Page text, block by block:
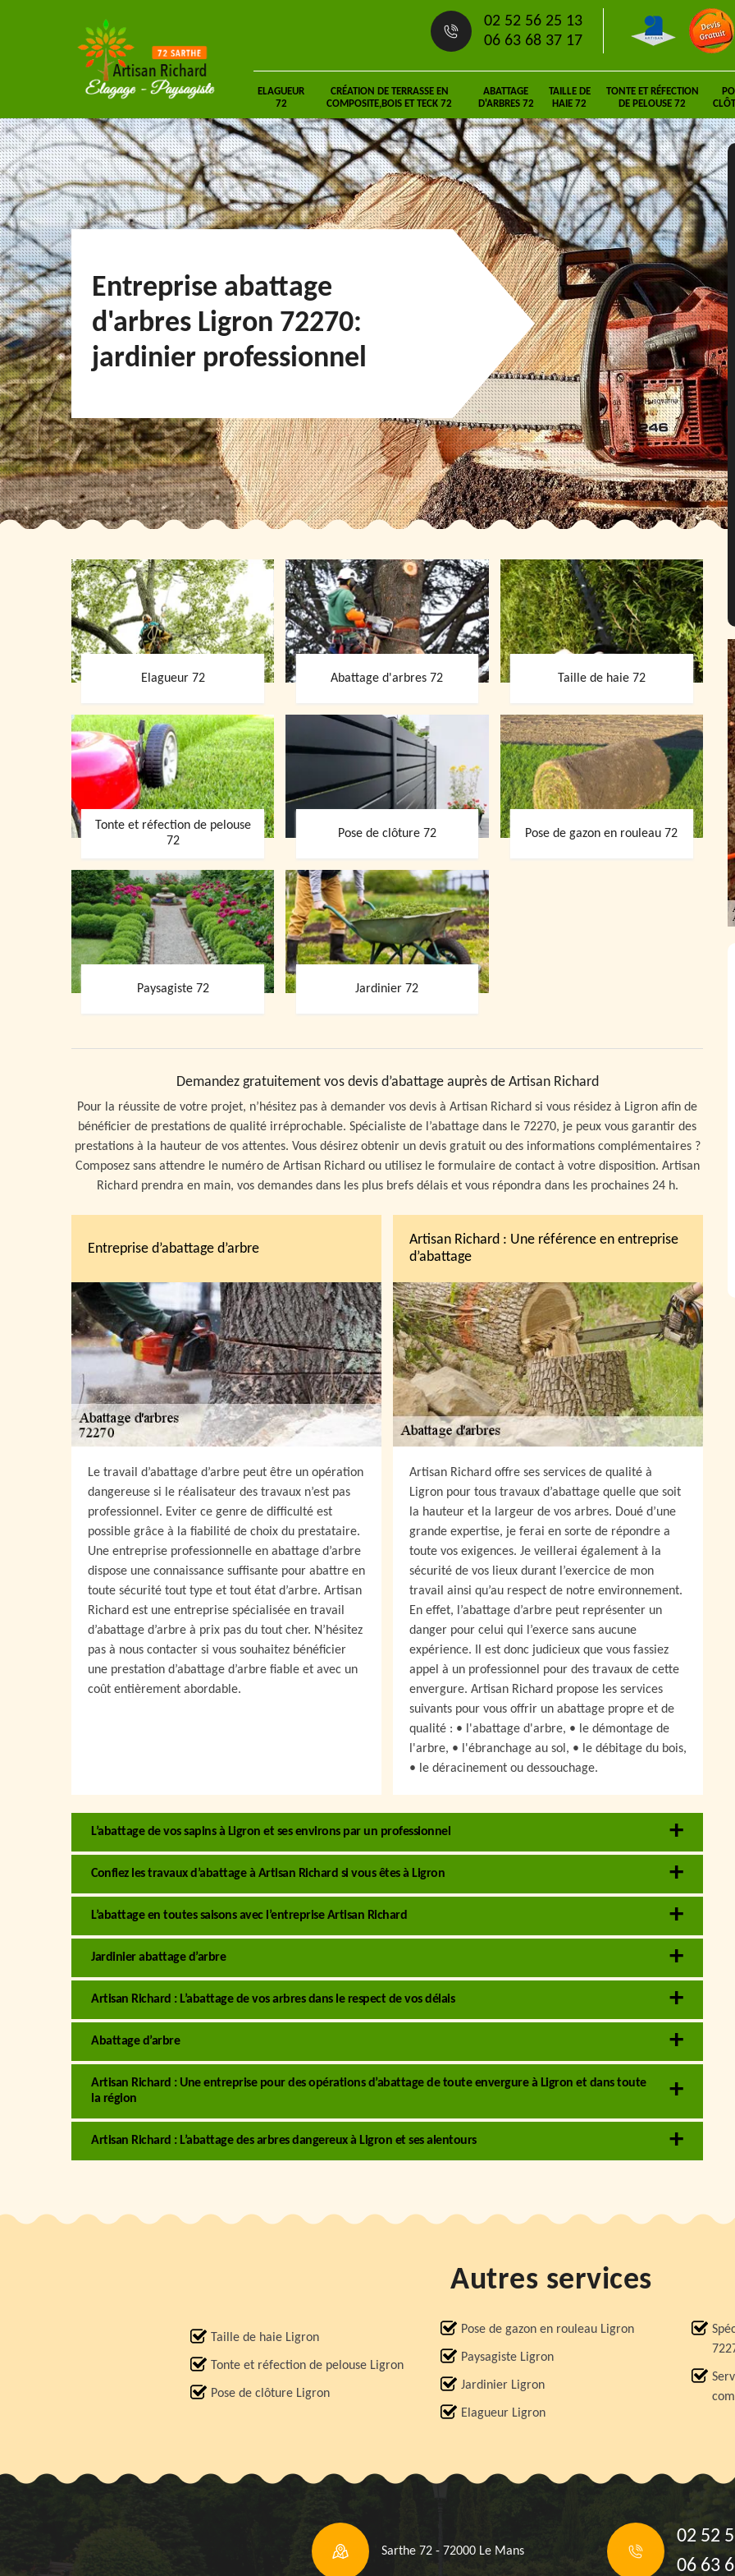
02 52 56 25 13
06 63 68 37 17
ELAGUEUR
72
CRÉATION DE TERRASSE EN
COMPOSITE,BOIS ET TECK 72
ABATTAGE
D'ARBRES 72
TAILLE DE
HAIE 72
TONTE ET RÉFECTION
DE PELOUSE 72
Entreprise abattage
d'arbres Ligron 72270:
jardinier professionnel
Elagueur 72 Abattage d'arbres 72 Taille de haie 72
Tonte et réfection de pelouse
72
Pose de clôture 72 Pose de gazon en rouleau 72
Paysagiste 72 Jardinier 72
Demandez gratuitement vos devis d’abattage auprès de Artisan Richard
Pour la réussite de votre projet, n’hésitez pas à demander vos devis à Artisan Richard si vous résidez à Ligron afin de
bénéficier de prestations de qualité irréprochable. Spécialiste de l’abattage dans le 72270, je peux vous garantir des
prestations à la hauteur de vos attentes. Vous désirez obtenir un devis gratuit ou des informations complémentaires ?
Composez sans attendre le numéro de Artisan Richard ou utilisez le formulaire de contact à votre disposition. Artisan
Richard prendra en main, vos demandes dans les plus brefs délais et vous répondra dans les prochaines 24 h.
Entreprise d’abattage d’arbre
Le travail d’abattage d’arbre peut être un opération
dangereuse si le réalisateur des travaux n’est pas
professionnel. Eviter ce genre de difficulté est
possible grâce à la fiabilité de choix du prestataire.
Une entreprise professionnelle en abattage d’arbre
dispose une connaissance suffisante pour abattre en
toute sécurité tout type et tout état d’arbre. Artisan
Richard est une entreprise spécialisée en travail
d’abattage d’arbre à prix pas du tout cher. N’hésitez
pas à nous contacter si vous souhaitez bénéficier
une prestation d’abattage d’arbre fiable et avec un
coût entièrement abordable.
Artisan Richard : Une référence en entreprise
d’abattage
Artisan Richard offre ses services de qualité à
Ligron pour tous travaux d’abattage quelle que soit
la hauteur et la largeur de vos arbres. Doué d’une
grande expertise, je ferai en sorte de répondre a
toute vos exigences. Je veillerai également à la
sécurité de vos lieux durant l’exercice de mon
travail ainsi qu’au respect de notre environnement.
En effet, l’abattage d’arbre peut représenter un
danger pour celui qui l’exerce sans aucune
expérience. Il est donc judicieux que vous fassiez
appel à un professionnel pour des travaux de cette
envergure. Artisan Richard propose les services
suivants pour vous offrir un abattage propre et de
qualité : • l'abattage d'arbre, • le démontage de
l'arbre, • l'ébranchage au sol, • le débitage du bois,
• le déracinement ou dessouchage.
L’abattage de vos sapins à Ligron et ses environs par un professionnel
Confiez les travaux d’abattage à Artisan Richard si vous êtes à Ligron
L’abattage en toutes saisons avec l’entreprise Artisan Richard
Jardinier abattage d’arbre
Artisan Richard : L’abattage de vos arbres dans le respect de vos délais
Abattage d’arbre
Artisan Richard : Une entreprise pour des opérations d’abattage de toute envergure à Ligron et dans toute
la région
Artisan Richard : L’abattage des arbres dangereux à Ligron et ses alentours
Autres services
Taille de haie Ligron
Tonte et réfection de pelouse Ligron
Pose de clôture Ligron
Pose de gazon en rouleau Ligron
Paysagiste Ligron
Jardinier Ligron
Elagueur Ligron
Sarthe 72 - 72000 Le Mans
02 52
06 63